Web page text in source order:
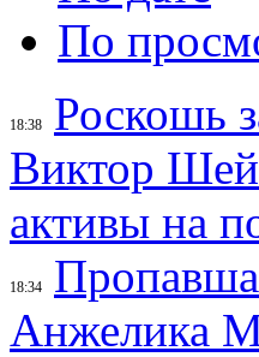
По
18:38
Роскошь
Виктор
активы на
18:34
Анжелика